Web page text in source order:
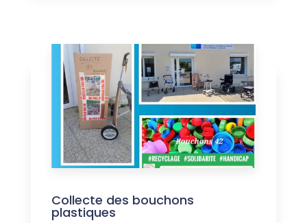
Collecte des bouchons
plastiques